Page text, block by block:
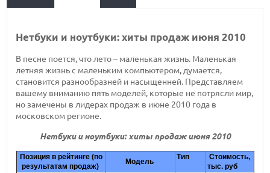
Нетбуки и ноутбуки: хиты продаж июня 2010
В песне поется, что лето – маленькая жизнь. Маленькая
летняя жизнь с маленьким компьютером, думается,
становится разнообразней и насыщенней. Представляем
вашему вниманию пять моделей, которые не потрясли мир,
но замечены в лидерах продаж в июне 2010 года в
московском регионе.
Нетбуки и ноутбуки: хиты продаж июня 2010
Позиция в рейтинге (по
результатам продаж)
Модель
Тип
Стоимость,
тыс. руб